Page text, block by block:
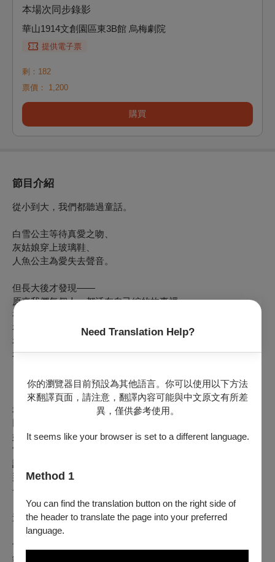
Need Translation Help?
你的瀏覽器目前預設為其他語言。你可以使用以下方法
來翻譯頁面，請注意，翻譯內容可能與中文原文有所差
異，僅供參考使用。
It seems like your browser is set to a different language.
Method 1
You can find the translation button on the right side of
the header to translate the page into your preferred
language.
本場次同步錄影
華山1914文創園區東3B館 烏梅劇院
提供電子票
剩：182
票價：
1,200
購買
節目介紹
從小到大，我們都聽過童話。
白雪公主等待真愛之吻、
灰姑娘穿上玻璃鞋、
人魚公主為愛失去聲音。
但長大後才發現——
原來我們每個人，都活在自己編的故事裡。
有人等待王子出現。
有人拼命證明自己值得被愛。
有人戴著面具活成別人期待的樣子。
有人明明受傷了，卻還在努力演出幸福快樂的結局。
《Mirror, Mirror, on the wall.》別照鏡子
坤劇場集結18位百工演員，
娘》、《小美人魚》。
當公主開始質疑劇本、王子失去方向、當反派終於說出真心
話，
那些被隱藏在童話背後的孤獨、慾望、嫉妒、羞愧與渴望，將
一一浮現。
這是一場介於現實與幻想之間的旅程。
也是一次照見自己的機會。
鏡子裡的，究竟是童話角色？